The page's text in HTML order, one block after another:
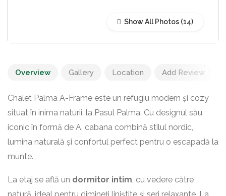
Show All Photos
Overview Gallery Location Add Review
Chalet Palma A-Frame este un refugiu modern și cozy
situat în inima naturii, la Pasul Palma. Cu designul său
iconic în formă de A, cabana combină stilul nordic,
lumina naturală și confortul perfect pentru o escapadă la
munte.
La etaj se află un dormitor intim , cu vedere către
natură, ideal pentru dimineți liniștite și seri relaxante. La